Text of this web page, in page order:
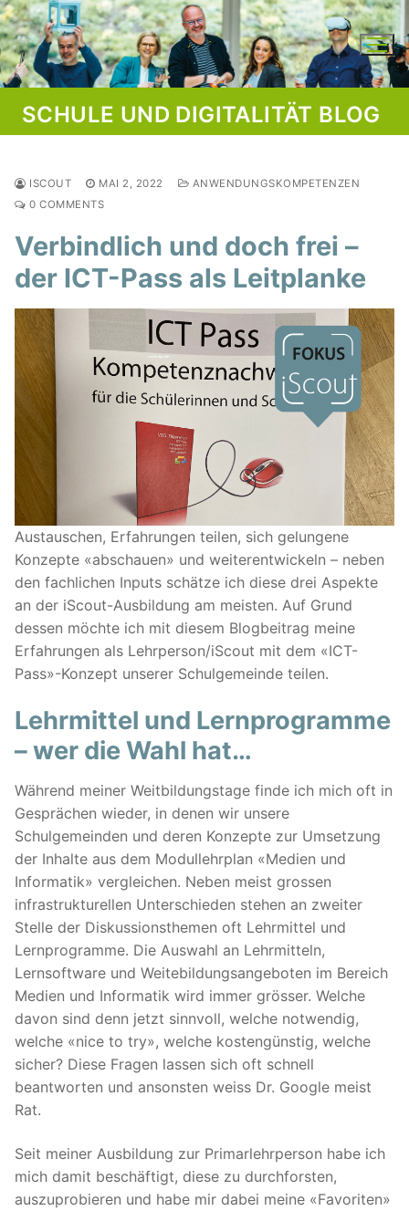
Skip
to
content
SCHULE UND DIGITALITÄT BLOG
ISCOUT MAI 2, 2022
ANWENDUNGSKOMPETENZEN
0 COMMENTS
Verbindlich und doch frei –
der ICT-Pass als Leitplanke
Austauschen, Erfahrungen teilen, sich gelungene
Konzepte «abschauen» und weiterentwickeln – neben
den fachlichen Inputs schätze ich diese drei Aspekte
an der iScout-Ausbildung am meisten. Auf Grund
dessen möchte ich mit diesem Blogbeitrag meine
Erfahrungen als Lehrperson/iScout mit dem «ICT-
Pass»-Konzept unserer Schulgemeinde teilen.
Lehrmittel und Lernprogramme
– wer die Wahl hat…
Während meiner Weitbildungstage finde ich mich oft in
Gesprächen wieder, in denen wir unsere
Schulgemeinden und deren Konzepte zur Umsetzung
der Inhalte aus dem Modullehrplan «Medien und
Informatik» vergleichen. Neben meist grossen
infrastrukturellen Unterschieden stehen an zweiter
Stelle der Diskussionsthemen oft Lehrmittel und
Lernprogramme. Die Auswahl an Lehrmitteln,
Lernsoftware und Weitebildungsangeboten im Bereich
Medien und Informatik wird immer grösser. Welche
davon sind denn jetzt sinnvoll, welche notwendig,
welche «nice to try», welche kostengünstig, welche
sicher? Diese Fragen lassen sich oft schnell
beantworten und ansonsten weiss Dr. Google meist
Rat.
Seit meiner Ausbildung zur Primarlehrperson habe ich
mich damit beschäftigt, diese zu durchforsten,
auszuprobieren und habe mir dabei meine «Favoriten»